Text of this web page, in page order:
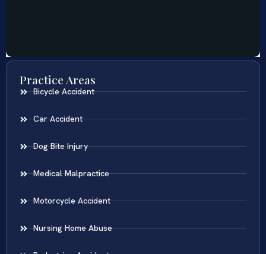
Practice Areas
Bicycle Accident
Car Accident
Dog Bite Injury
Medical Malpractice
Motorcycle Accident
Nursing Home Abuse